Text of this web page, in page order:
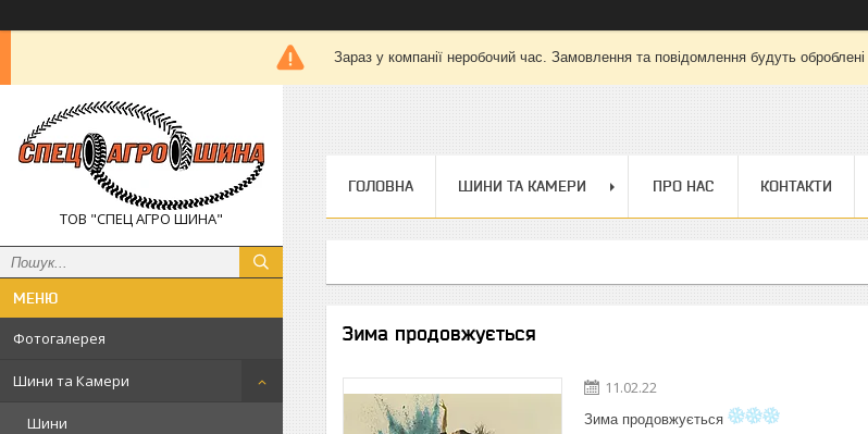
Зараз у компанії неробочий час. Замовлення та повідомлення будуть
ТОВ "СПЕЦ АГРО ШИНА"
Фотогалерея
Шини та Камери
Шини
ГОЛОВНА ШИНИ ТА КАМЕРИ ПРО НАС КОНТАКТИ
Зима продовжується
11.02.22
Зима продовжується